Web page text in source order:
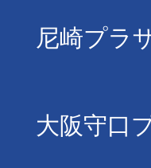
尼崎プラ
大阪守口